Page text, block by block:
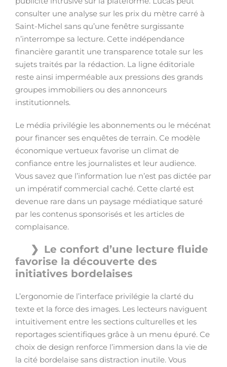
consulter une analyse sur les prix du mètre carré à
Saint-Michel sans qu’une fenêtre surgissante
n’interrompe sa lecture. Cette indépendance
financière garantit une transparence totale sur les
sujets traités par la rédaction. La ligne éditoriale
reste ainsi imperméable aux pressions des grands
groupes immobiliers ou des annonceurs
institutionnels.
Le média privilégie les abonnements ou le mécénat
pour financer ses enquêtes de terrain. Ce modèle
économique vertueux favorise un climat de
confiance entre les journalistes et leur audience.
Vous savez que l’information lue n’est pas dictée par
un impératif commercial caché. Cette clarté est
devenue rare dans un paysage médiatique saturé
par les contenus sponsorisés et les articles de
complaisance.
Le confort d’une lecture fluide
favorise la découverte des
initiatives bordelaises
L’ergonomie de l’interface privilégie la clarté du
texte et la force des images. Les lecteurs naviguent
intuitivement entre les sections culturelles et les
reportages scientifiques grâce à un menu épuré. Ce
choix de design renforce l’immersion dans la vie de
la cité bordelaise sans distraction inutile. Vous